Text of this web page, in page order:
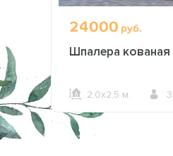
24000 руб.
Шпалера
2,0х2,5 м.